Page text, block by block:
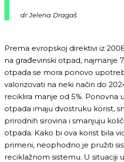
dr Jelena Dragaš
Prema evropskoj direktivi iz
na građevinski otpad, najmanje
otpada se mora ponovo
valorizovati na neki način do
reciklira manje od 5%. Ponovna
otpada imaju dvostruku korist,
prirodnih sirovina i smanjuju
otpada. Kako bi ova korist bila
primeni, neophodno je pružiti
reciklažnom sistemu. U situaciji